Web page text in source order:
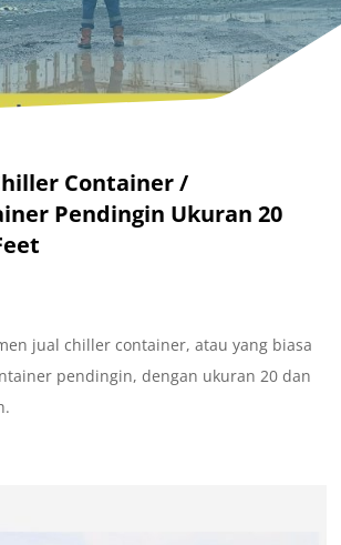
Container /
Pendingin Ukuran 20
jual chiller container, atau yang biasa
pendingin, dengan ukuran 20 dan